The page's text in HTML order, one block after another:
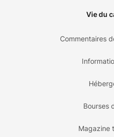
Vie du
Commentaires
Bourses
Magazine